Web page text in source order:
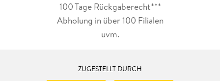
100 Tage Rückgaberecht***
Abholung in über 100 Filialen
uvm.
ZUGESTELLT DURCH